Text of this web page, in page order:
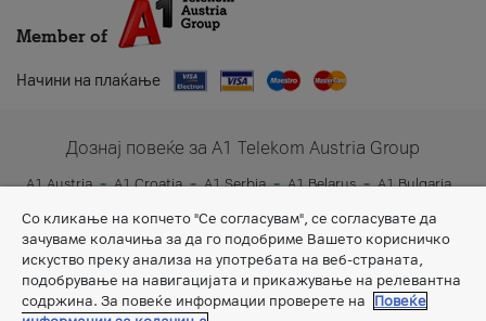
Member of
Начини на плаќање
Дознај повеќе за A1 Telekom Austria Group
A1 Austria A1 Croatia A1 Serbia A1 Belarus
A1 Bulgaria
Со кликање на копчето "Се согласувам", се согласувате да
зачуваме колачиња за да го подобриме Вашето корисничко
искуство преку анализа на употребата на веб-страната,
подобрување на навигацијата и прикажување на релевантна
содржина. За повеќе информации проверете на
Повеќе